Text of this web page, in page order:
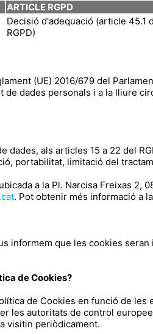
ARTICLE RGPD
Decisió d'adequació (article 45.1
RGPD)
(UE) 2016/679 del
dades personals i a la lliure
dades, als articles 15 a 22 del
portabilitat, limitació del
a la Pl. Narcisa Freixas 2,
. Pot obtenir més informació a
informem que les cookies
de Cookies?
de Cookies en funció de
les autoritats de control
visitin periòdicament.